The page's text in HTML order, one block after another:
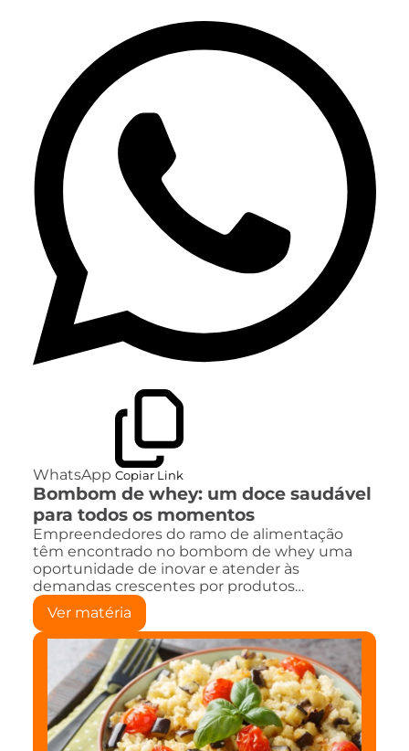
WhatsApp Copiar Link
Bombom de whey: um doce saudável
para todos os momentos
Empreendedores do ramo de alimentação
têm encontrado no bombom de whey uma
oportunidade de inovar e atender às
demandas crescentes por produtos…
Ver matéria